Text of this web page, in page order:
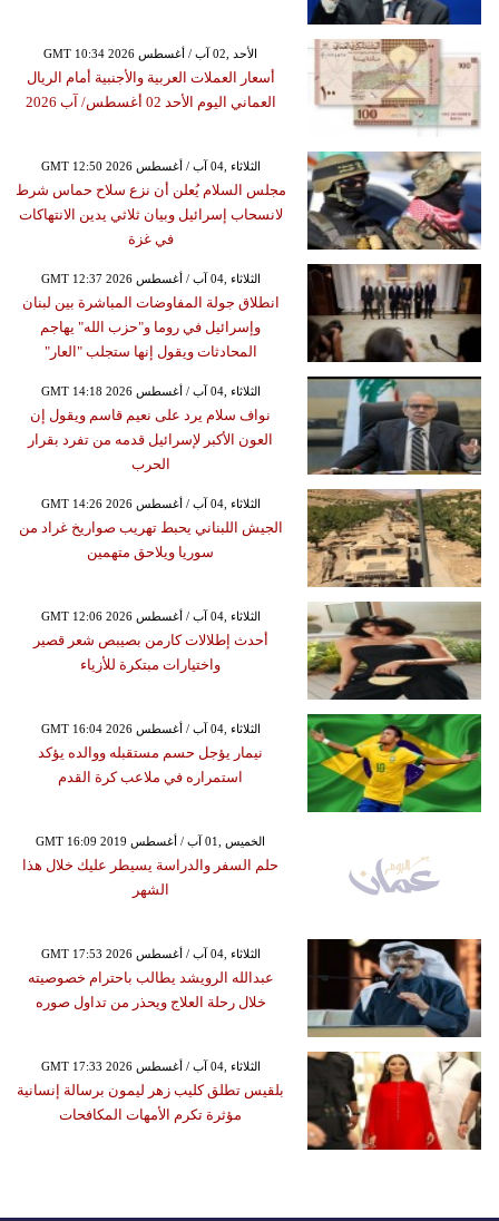
GMT 10:34 2026 الأحد ,02 آب / أغسطس
أسعار العملات العربية والأجنبية أمام الريال
العماني اليوم الأحد 02 أغسطس/ آب 2026
GMT 12:50 2026 الثلاثاء ,04 آب / أغسطس
مجلس السلام يُعلن أن نزع سلاح حماس شرط
لانسحاب إسرائيل وبيان ثلاثي يدين الانتهاكات
في غزة
GMT 12:37 2026 الثلاثاء ,04 آب / أغسطس
انطلاق جولة المفاوضات المباشرة بين لبنان
وإسرائيل في روما و"حزب الله" يهاجم
المحادثات ويقول إنها ستجلب "العار"
GMT 14:18 2026 الثلاثاء ,04 آب / أغسطس
نواف سلام يرد على نعيم قاسم ويقول إن
العون الأكبر لإسرائيل قدمه من تفرد بقرار
الحرب
GMT 14:26 2026 الثلاثاء ,04 آب / أغسطس
الجيش اللبناني يحبط تهريب صواريخ غراد من
سوريا ويلاحق متهمين
GMT 12:06 2026 الثلاثاء ,04 آب / أغسطس
أحدث إطلالات كارمن بصيبص شعر قصير
واختيارات مبتكرة للأزياء
GMT 16:04 2026 الثلاثاء ,04 آب / أغسطس
نيمار يؤجل حسم مستقبله ووالده يؤكد
استمراره في ملاعب كرة القدم
GMT 16:09 2019 الخميس ,01 آب / أغسطس
حلم السفر والدراسة يسيطر عليك خلال هذا
الشهر
GMT 17:53 2026 الثلاثاء ,04 آب / أغسطس
عبدالله الرويشد يطالب باحترام خصوصيته
خلال رحلة العلاج ويحذر من تداول صوره
GMT 17:33 2026 الثلاثاء ,04 آب / أغسطس
بلقيس تطلق كليب زهر ليمون برسالة إنسانية
مؤثرة تكرم الأمهات المكافحات